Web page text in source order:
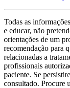
Todas as
e educar, não
orientações de um
recomendação para
relacionadas a
profissionais
paciente. Se
consultado. Procure